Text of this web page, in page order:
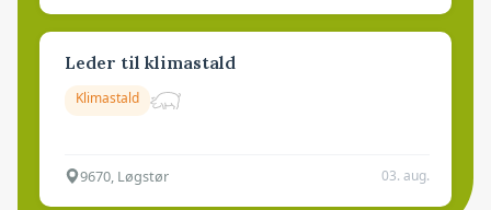
Leder til klimastald
Klimastald
9670, Løgstør 03. aug.